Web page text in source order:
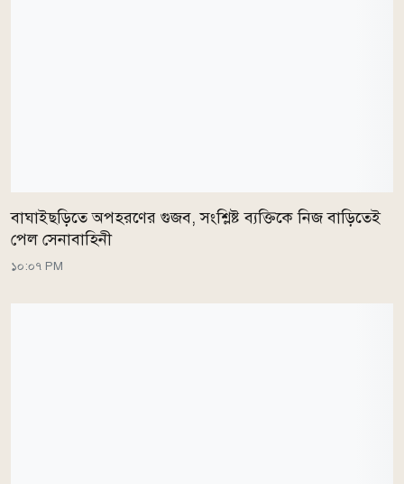
বাঘাইছড়িতে অপহরণের গুজব, সংশ্লিষ্ট ব্যক্তিকে নিজ বাড়িতেই
পেল সেনাবাহিনী
১০:০৭ PM